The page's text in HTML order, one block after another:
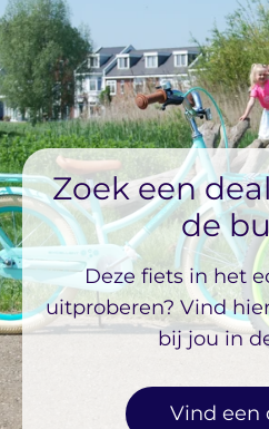
Zoek een
de
Deze fiets in het
uitproberen? Vind
bij jou in
Vind een